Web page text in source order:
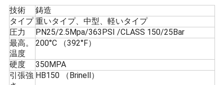
合
わ
せ
技術
鋳造
タイプ 重いタイプ、中型、軽いタイプ
圧力
PN25/2.5Mpa/363PSI /CLASS 150/25Bar
最高。
温度
200°C （392°F）
硬度
350MPA
引張強 HB150 （Brinell）